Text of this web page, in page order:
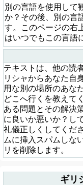
別の言語を使用して
か？その後、別の言
す。このページの右
はいつでもこの言語
テキストは、他の読
リシャからあなた自
用な別の場所のあな
どこへ行くを教えて
ある問題とその解決
に良いか悪いか？し
礼儀正しくしてくだ
ムに挿入スパムしな
リを削除します。
ギリ